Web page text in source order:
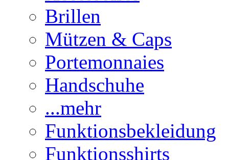
Brillen
Mützen & Caps
Portemonnaies
Handschuhe
...mehr
Funktionsbekleidung
Funktionsshirts